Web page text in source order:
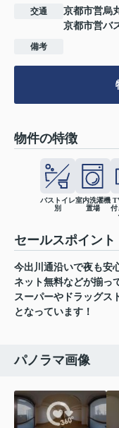
交通 京都市営烏
京都市営バ
備考
物件の特徴
バストイレ
別
室内洗濯機
置場
付
セールスポイント
今出川通沿いで夜も安
ネット無料などが揃っ
スーパーやドラッグス
となっています！
パノラマ画像